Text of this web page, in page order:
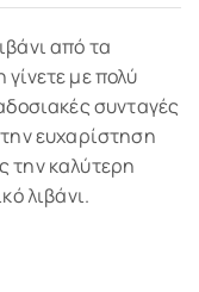
από τα
με πολύ
συνταγές
ευχαρίστηση
την καλύτερη
λιβάνι.